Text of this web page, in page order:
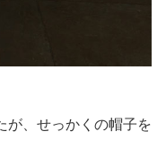
が、せっかくの帽子を